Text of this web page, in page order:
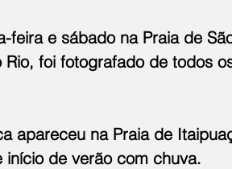
feira e sábado na Praia de
Rio, foi fotografado de todos
apareceu na Praia de
de verão com chuva.